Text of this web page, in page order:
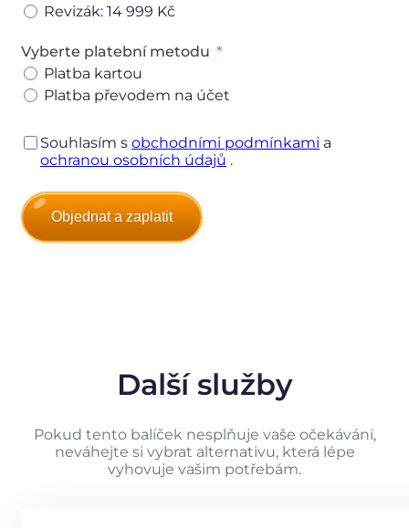
Revizák: 14 999 Kč
Vyberte platební metodu
Platba kartou
Platba převodem na účet
Souhlasím s obchodními podmínkami a
ochranou osobních údajů .
Objednat a zaplatit
Další služby
Pokud tento balíček nesplňuje vaše očekávání,
neváhejte si vybrat alternativu, která lépe
vyhovuje vašim potřebám.